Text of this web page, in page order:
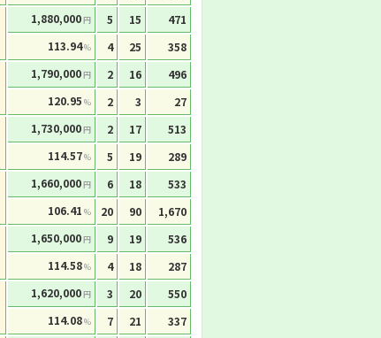
1,880,000円 5 15
471
113.94% 4 25 358
1,790,000円 2 16
496
120.95 % 2 3 27
1,730,000円 2 17
513
114.57% 5 19 289
1,660,000円 6 18
533
106.41 % 20 90 1,670
1,650,000円 9 19
536
114.58% 4 18 287
1,620,000円 3 20
550
114.08% 7 21 337